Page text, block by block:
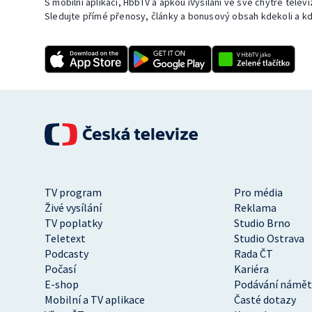
Sledujte přímé přenosy, články a bonusový obsah kdekoli a
TV program
Pro média
Živé vysílání
Reklama
TV poplatky
Studio Brno
Teletext
Studio Ostrava
Podcasty
Rada ČT
Počasí
Kariéra
E-shop
Podávání
Mobilní a TV aplikace
Časté dotazy